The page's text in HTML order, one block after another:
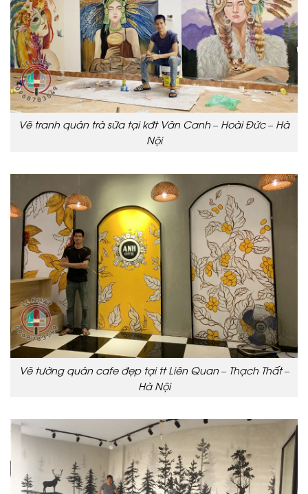
Vẽ tranh quán trà sữa tại kđt Vân Canh – Hoài Đức – Hà
Nội
Vẽ tường quán cafe đẹp tại tt Liên Quan – Thạch Thất –
Hà Nội